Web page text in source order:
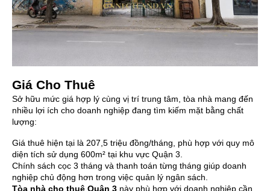
Giá Cho Thuê
Sở hữu mức giá hợp lý cùng vị trí trung tâm, tòa nhà mang đến
nhiều lợi ích cho doanh nghiệp đang tìm kiếm mặt bằng chất
lượng:
Giá thuê hiện tại là 207,5 triệu đồng/tháng, phù hợp với quy mô
diện tích sử dụng 600m² tại khu vực Quận 3.
Chính sách cọc 3 tháng và thanh toán từng tháng giúp doanh
nghiệp chủ động hơn trong việc quản lý ngân sách.
Tòa nhà cho thuê Quận 3 này phù hợp với doanh nghiệp cần